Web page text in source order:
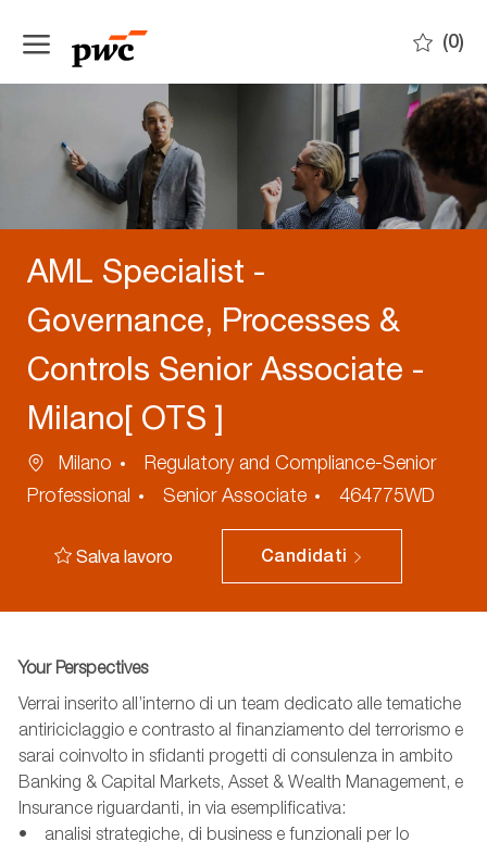
(0)
AML Specialist -
Governance, Processes &
Controls Senior Associate -
Milano[ OTS ]
Ubicazione
Milano Categoria
Regulatory and Compliance-Senior
Professional
Senior Associate
ID
annuncio
464775WD
Salva lavoro Candidati
Your Perspectives
Verrai inserito all’interno di un team dedicato alle tematiche
antiriciclaggio e contrasto al finanziamento del terrorismo e
sarai coinvolto in sfidanti progetti di consulenza in ambito
Banking & Capital Markets, Asset & Wealth Management, e
Insurance riguardanti, in via esemplificativa:
• analisi strategiche, di business e funzionali per lo